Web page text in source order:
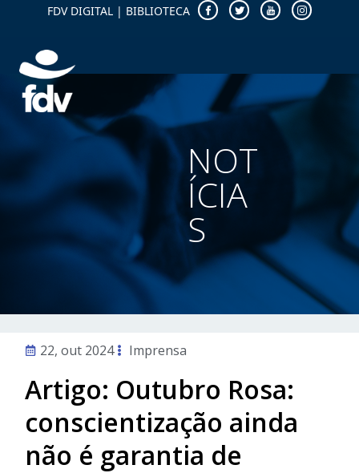
FDV DIGITAL | BIBLIOTECA
NOT
ÍCIA
S
22, out 2024 Imprensa
Artigo: Outubro Rosa:
conscientização ainda
não é garantia de